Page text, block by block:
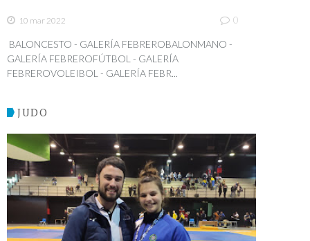
10 mar 2022 0
BALONCESTO - GALERÍA FEBREROBALONMANO -
GALERÍA FEBREROFÚTBOL - GALERÍA
FEBREROVOLEIBOL - GALERÍA FEBR...
JUDO